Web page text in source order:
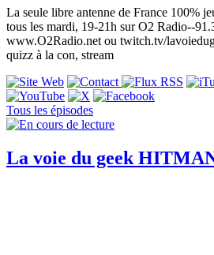
La seule libre antenne de France 100%
tous les mardi, 19-21h sur O2 Radio--
www.O2Radio.net ou twitch.tv/
quizz à la con, stream
Tous les épisodes
La voie du geek